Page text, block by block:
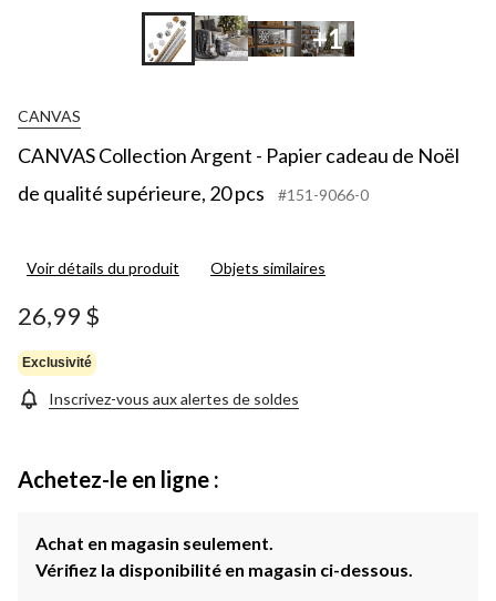
+1
CANVAS
CANVAS Collection Argent - Papier cadeau de Noël
de qualité supérieure, 20 pcs
#151-9066-0
Voir détails du produit Objets similaires
26,99 $
Exclusivité
Inscrivez-vous aux alertes de soldes
Achetez-le en ligne :
Achat en magasin seulement.
Vérifiez la disponibilité en magasin ci-dessous.